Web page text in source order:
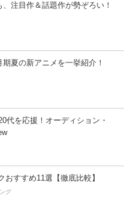
注目作＆話題作が勢ぞろい！
期夏の新アニメを一挙紹介！
代を応援！オーディション・
おすすめ11選【徹底比較】
グ